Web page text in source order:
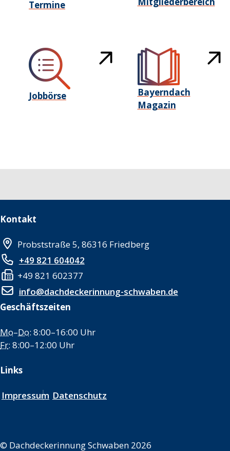
Termine
Jobbörse
Bayerndach
Magazin
Kontakt
Probststraße 5, 86316 Friedberg
+49 821 604042
+49 821 602377
info@dachdeckerinnung-schwaben.de
Geschäftszeiten
Mo–Do: 8:00–16:00 Uhr
Fr: 8:00–12:00 Uhr
Links
Impressum Datenschutz
© Dachdeckerinnung Schwaben 2026